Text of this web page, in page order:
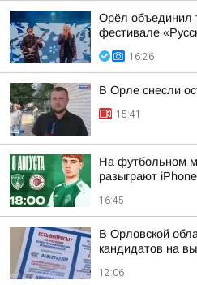
Орёл объединил
фестивале
16:26
В Орле снесли
15:41
На футбольном
разыграют iPhone
16:45
В Орловской
кандидатов на
12:06